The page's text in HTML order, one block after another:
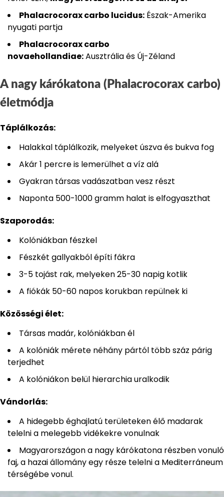
Phalacrocorax carbo lucidus: Észak-Amerika
nyugati partja
Phalacrocorax carbo
novaehollandiae:Ausztrália és Új-Zéland
A nagy kárókatona (Phalacrocorax carbo)
életmódja
Táplálkozás:
Halakkal táplálkozik, melyeket úszva és bukva fog
Akár 1 percre is lemerülhet a víz alá
Gyakran társas vadászatban vesz részt
Naponta 500-1000 gramm halat is elfogyaszthat
Szaporodás:
Kolóniákban fészkel
Fészkét gallyakból építi fákra
3-5 tojást rak, melyeken 25-30 napig kotlik
A fiókák 50-60 napos korukban repülnek ki
Közösségi élet:
Társas madár, kolóniákban él
A kolóniák mérete néhány pártól több száz párig
terjedhet
A kolóniákon belül hierarchia uralkodik
Vándorlás:
A hidegebb éghajlatú területeken élő madarak
telelni a melegebb vidékekre vonulnak
Magyarországon a nagy kárókatona részben vonuló
faj, a hazai állomány egy része telelni a Mediterráneum
térségébe vonul.